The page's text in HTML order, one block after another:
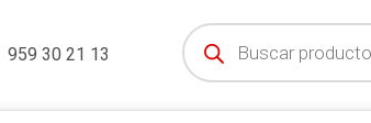
959 30 21 13